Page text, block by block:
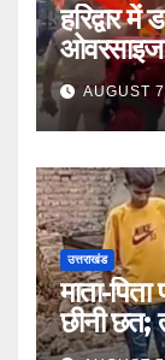
हरिद्वार
ओवरसाइज
सख्तAUGUST
उत्तराखंड
माता-
छीनी छत;
पहाड़